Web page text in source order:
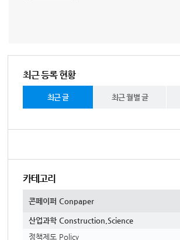
최근 등록 현황
최근 글 최근 월별 글
카테고리
콘페이퍼 Conpaper
산업과학 Construction,Science
정책제도 Policy